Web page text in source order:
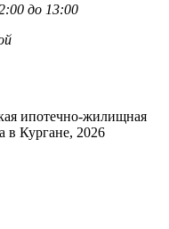
до 13:00
ипотечно-жилищная
Кургане, 2026